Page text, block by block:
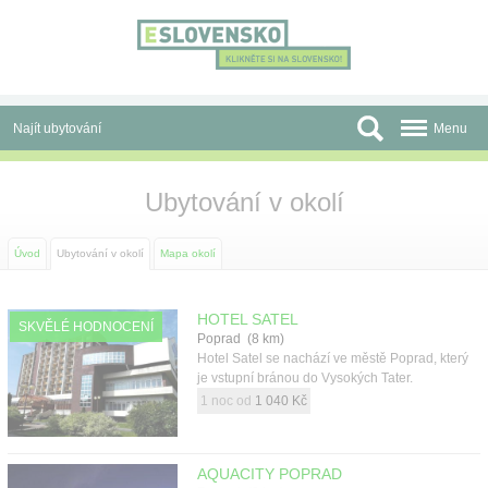
Najít ubytování
Skupiny a konference
Před cestou
Atrakce
Menu
Ubytování v okolí
Úvod Ubytování v okolí Mapa okolí
SKVĚLÉ HODNOCENÍ HOTEL SATEL
Poprad (8 km)
Hotel Satel se nachází ve městě Poprad, který
je vstupní bránou do Vysokých Tater.
1 noc od 1 040 Kč
AQUACITY POPRAD